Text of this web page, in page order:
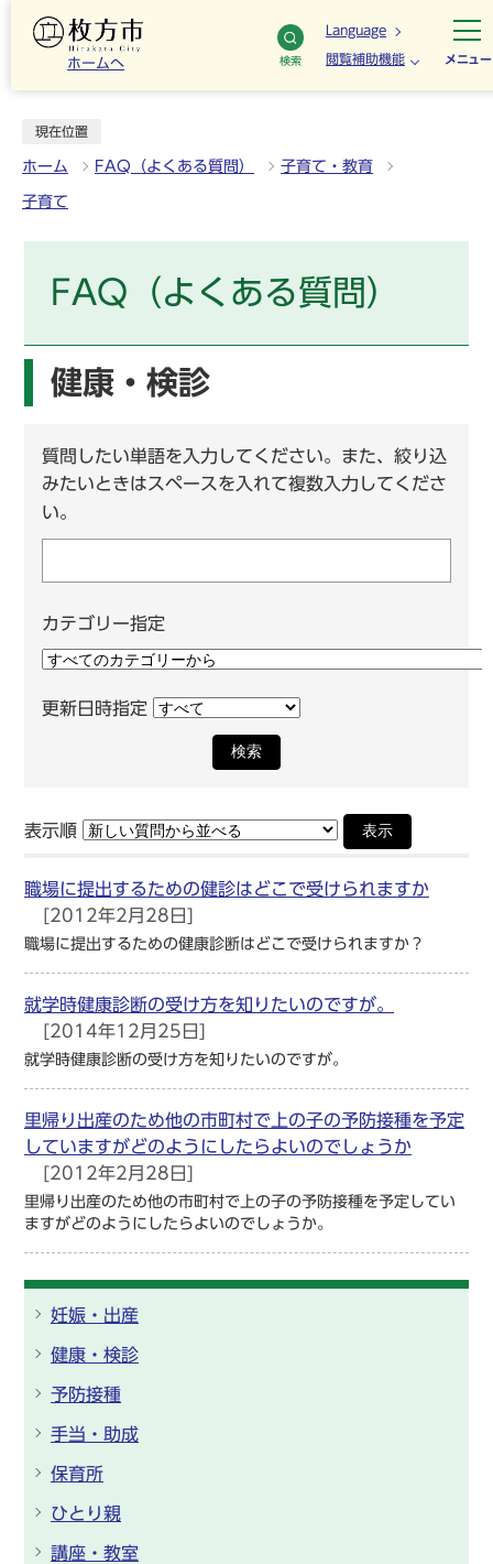
ホームへ 検索
Language
閲覧補助機能 メニュー
現在位置
ホーム FAQ（よくある質問） 子育て・教育
子育て
FAQ（よくある質問）
健康・検診
質問したい単語を入力してください。また、絞り込
みたいときはスペースを入れて複数入力してくださ
い。
カテゴリー指定
更新日時指定
検索
表示順 表示
職場に提出するための健診はどこで受けられますか
[2012年2月28日]
職場に提出するための健康診断はどこで受けられますか？
就学時健康診断の受け方を知りたいのですが。
[2014年12月25日]
就学時健康診断の受け方を知りたいのですが。
里帰り出産のため他の市町村で上の子の予防接種を予定
していますがどのようにしたらよいのでしょうか
[2012年2月28日]
里帰り出産のため他の市町村で上の子の予防接種を予定してい
ますがどのようにしたらよいのでしょうか。
妊娠・出産
健康・検診
予防接種
手当・助成
保育所
ひとり親
講座・教室